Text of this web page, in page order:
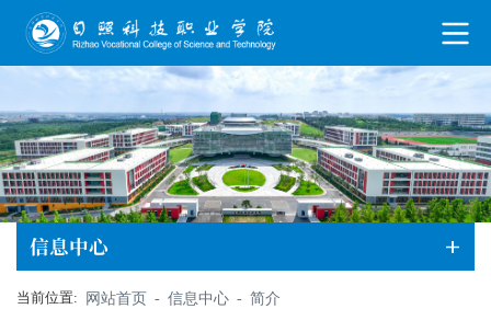
信息中心
当前位置: 网站首页 - 信息中心 - 简介